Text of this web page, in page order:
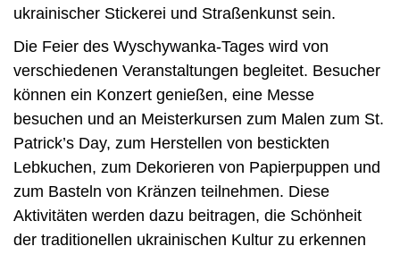
ukrainischer Stickerei und Straßenkunst sein.
Die Feier des Wyschywanka-Tages wird von
verschiedenen Veranstaltungen begleitet. Besucher
können ein Konzert genießen, eine Messe
besuchen und an Meisterkursen zum Malen zum St.
Patrick’s Day, zum Herstellen von bestickten
Lebkuchen, zum Dekorieren von Papierpuppen und
zum Basteln von Kränzen teilnehmen. Diese
Aktivitäten werden dazu beitragen, die Schönheit
der traditionellen ukrainischen Kultur zu erkennen